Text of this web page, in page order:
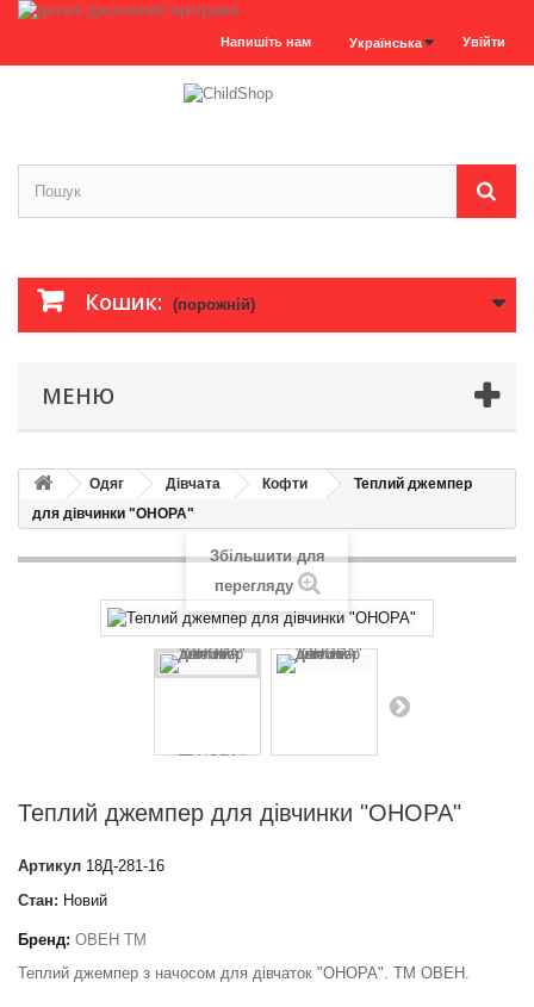
Увійти
Українська
Напишіть нам
Кошик: (порожній)
МЕНЮ
Одяг Дівчата Кофти
Теплий джемпер
для дівчинки "ОНОРА"
Збільшити для
перегляду
Теплий джемпер для дівчинки "ОНОРА"
Артикул 18Д-281-16
Стан: Новий
Бренд: ОВЕН ТМ
Теплий джемпер з начосом для дівчаток "ОНОРА". ТМ ОВЕН.